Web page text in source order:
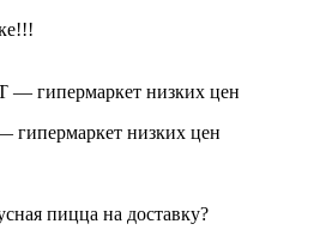
низких цен
пицца на доставку?